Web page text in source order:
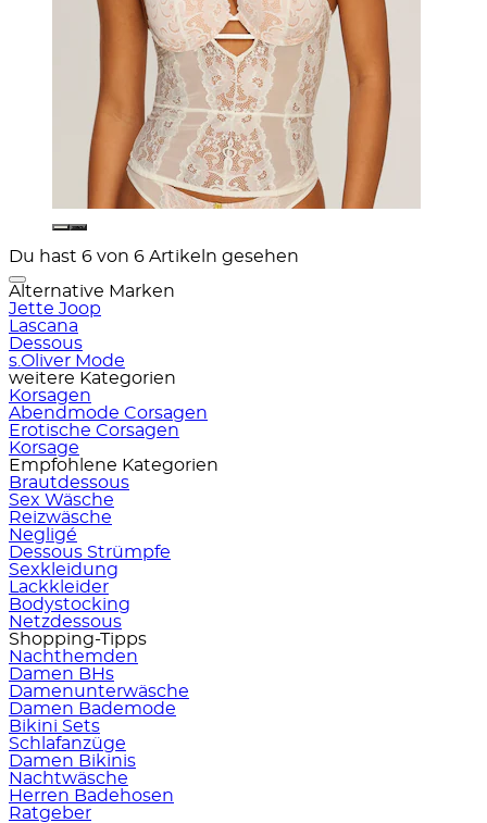
Du hast 6 von 6 Artikeln gesehen
Alternative Marken
Jette Joop
Lascana
Dessous
s.Oliver Mode
weitere Kategorien
Korsagen
Abendmode Corsagen
Erotische Corsagen
Korsage
Empfohlene Kategorien
Brautdessous
Sex Wäsche
Reizwäsche
Negligé
Dessous Strümpfe
Sexkleidung
Lackkleider
Bodystocking
Netzdessous
Shopping-Tipps
Nachthemden
Damen BHs
Damenunterwäsche
Damen Bademode
Bikini Sets
Schlafanzüge
Damen Bikinis
Nachtwäsche
Herren Badehosen
Ratgeber